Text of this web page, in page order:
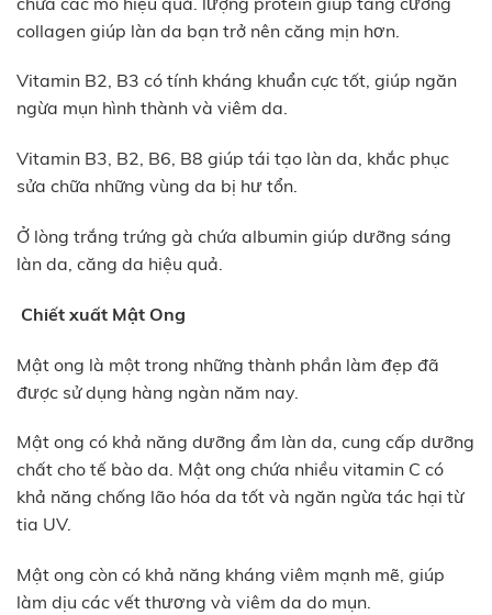
collagen giúp làn da bạn trở nên căng mịn hơn.
Vitamin B2, B3 có tính kháng khuẩn cực tốt, giúp ngăn
ngừa mụn hình thành và viêm da.
Vitamin B3, B2, B6, B8 giúp tái tạo làn da, khắc phục
sửa chữa những vùng da bị hư tổn.
Ở lòng trắng trứng gà chứa albumin giúp dưỡng sáng
làn da, căng da hiệu quả.
Chiết xuất Mật Ong
Mật ong là một trong những thành phần làm đẹp đã
được sử dụng hàng ngàn năm nay.
Mật ong có khả năng dưỡng ẩm làn da, cung cấp dưỡng
chất cho tế bào da. Mật ong chứa nhiều vitamin C có
khả năng chống lão hóa da tốt và ngăn ngừa tác hại từ
tia UV.
Mật ong còn có khả năng kháng viêm mạnh mẽ, giúp
làm dịu các vết thương và viêm da do mụn.